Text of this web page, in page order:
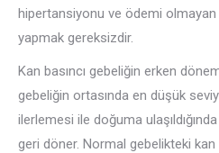
hipertansiyonu ve ödemi olmayan
yapmak gereksizdir.
Kan basıncı gebeliğin erken
gebeliğin ortasında en düşük
ilerlemesi ile doğuma
geri döner. Normal gebelikteki kan